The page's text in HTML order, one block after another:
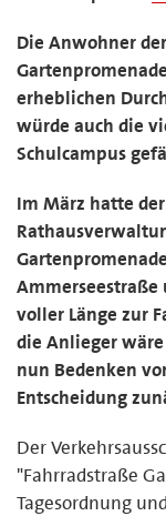
Die Anwohner
erheblichen
würde auch die
Schulcampus
Im März hatte
Ammerseestraße
voller Länge zur
die Anlieger
nun Bedenken
Entscheidung
Der
"Fahrradstraße
Tagesordnung